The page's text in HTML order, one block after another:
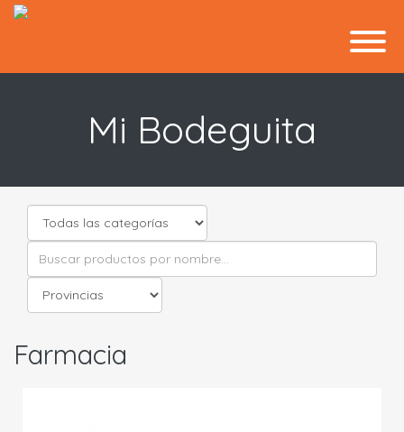
Mi Bodeguita
Farmacia